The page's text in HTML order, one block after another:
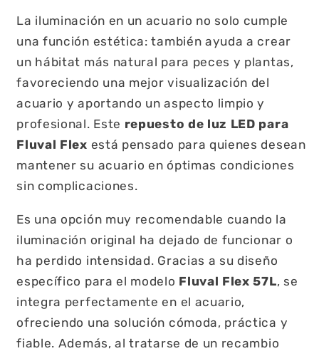
La iluminación en un acuario no solo cumple
una función estética: también ayuda a crear
un hábitat más natural para peces y plantas,
favoreciendo una mejor visualización del
acuario y aportando un aspecto limpio y
profesional. Este repuesto de luz LED para
Fluval Flex está pensado para quienes desean
mantener su acuario en óptimas condiciones
sin complicaciones.
Es una opción muy recomendable cuando la
iluminación original ha dejado de funcionar o
ha perdido intensidad. Gracias a su diseño
específico para el modelo Fluval Flex 57L, se
integra perfectamente en el acuario,
ofreciendo una solución cómoda, práctica y
fiable. Además, al tratarse de un recambio